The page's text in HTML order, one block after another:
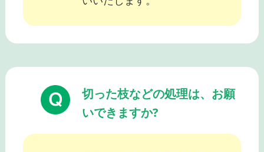
切った枝などの処理は、お願
いできますか?